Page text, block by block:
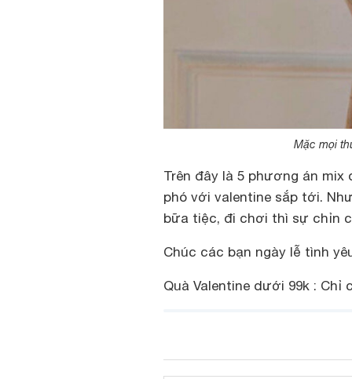
Mặc mọi
Trên đây là 5 phương án
phó với valentine sắp tới.
bữa tiệc, đi chơi thì sự chỉn
Chúc các bạn ngày lễ tình
Quà Valentine dưới 99k : Chỉ